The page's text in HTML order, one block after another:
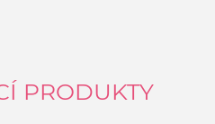
PRODUKTY